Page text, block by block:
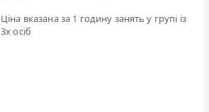
Ціна вказана за 1 годину занять у групі із
3х осіб